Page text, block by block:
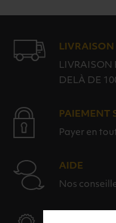
LIVRAISON
LIVRAISON
DELÀ DE
PAIEMENT
Payer en
AIDE
Nos